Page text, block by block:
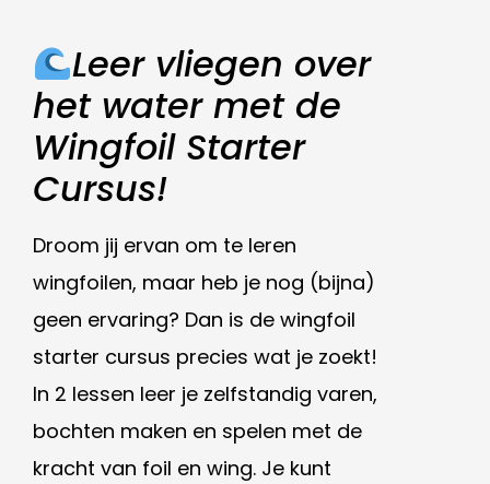
Leer vliegen over
het water met de
Wingfoil Starter
Cursus!
Droom jij ervan om te leren
wingfoilen, maar heb je nog (bijna)
geen ervaring? Dan is de wingfoil
starter cursus precies wat je zoekt!
In 2 lessen leer je zelfstandig varen,
bochten maken en spelen met de
kracht van foil en wing. Je kunt